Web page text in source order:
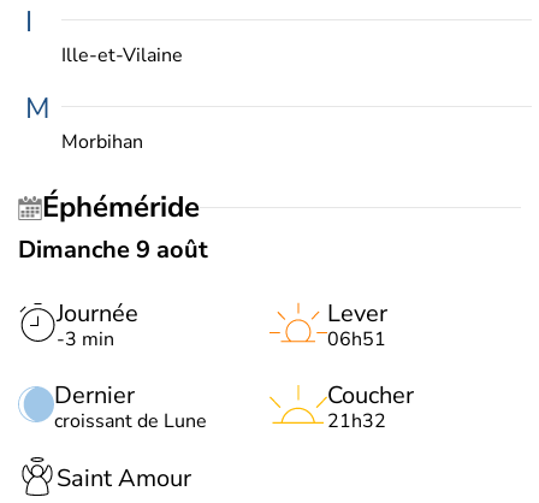
I
Ille-et-Vilaine
M
Morbihan
Éphéméride
Dimanche 9 août
Journée
-3 min
Dernier
croissant de Lune
Lever
06h51
Coucher
21h32
Saint Amour